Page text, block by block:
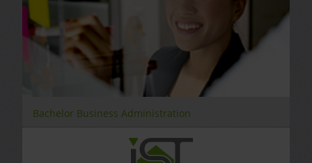
Bachelor Business Administration